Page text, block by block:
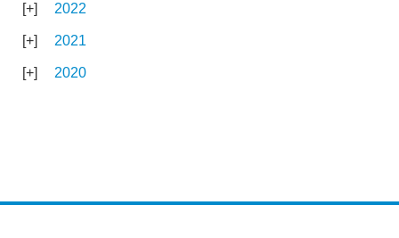
2022
2021
2020